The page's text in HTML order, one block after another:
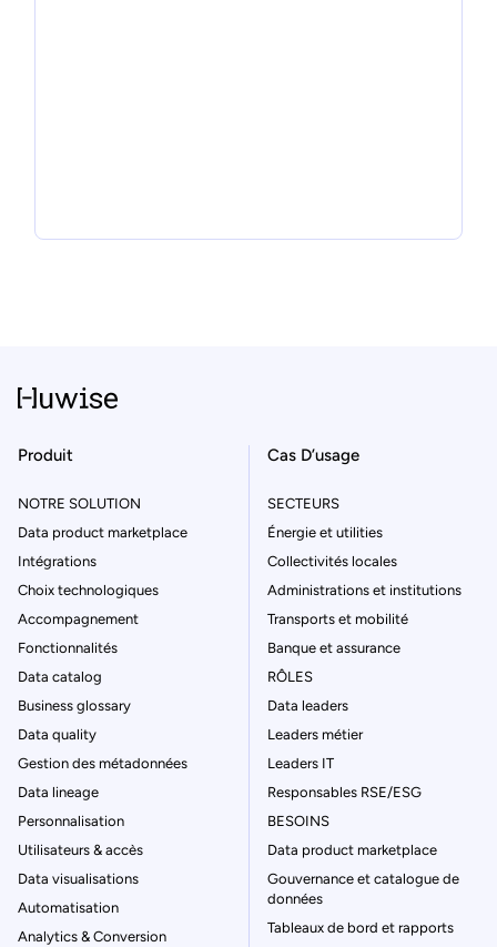
Produit
NOTRE SOLUTION
Data product marketplace
Intégrations
Choix technologiques
Accompagnement
Fonctionnalités
Data catalog
Business glossary
Data quality
Gestion des métadonnées
Data lineage
Personnalisation
Utilisateurs & accès
Data visualisations
Automatisation
Analytics & Conversion
Cas D’usage
SECTEURS
Énergie et utilities
Collectivités locales
Administrations et institutions
Transports et mobilité
Banque et assurance
RÔLES
Data leaders
Leaders métier
Leaders IT
Responsables RSE/ESG
BESOINS
Data product marketplace
Gouvernance et catalogue de
données
Tableaux de bord et rapports